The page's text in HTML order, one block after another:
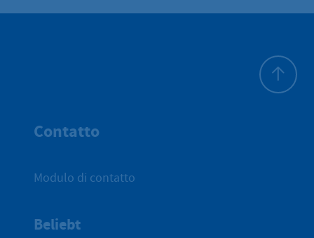
Contatto
Modulo di contatto
Beliebt